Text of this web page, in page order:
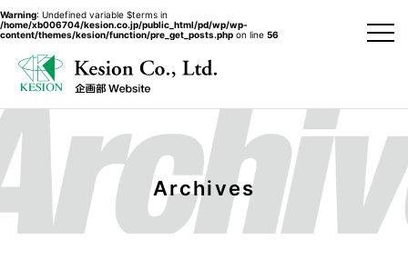
Warning: Undefined variable $terms in
/home/xb006704/kesion.co.jp/public_html/pd/wp/wp-
content/themes/kesion/function/pre_get_posts.php on line 56
Archives